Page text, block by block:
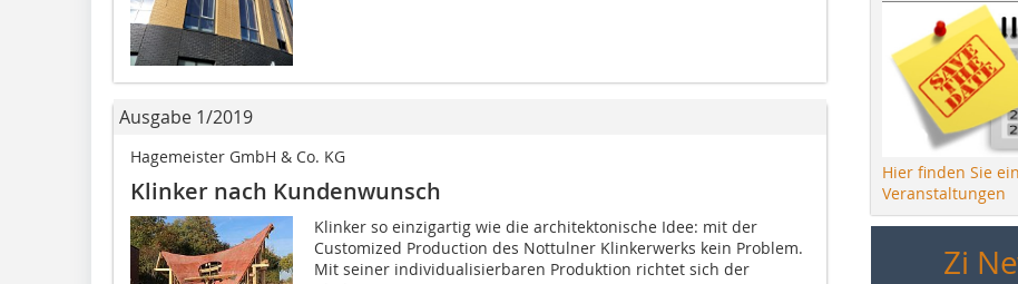
Ausgabe 1/2019
Hagemeister GmbH & Co. KG
Klinker nach Kundenwunsch
Klinker so einzigartig wie die architektonische Idee: mit der
Customized Production des Nottulner Klinkerwerks kein Problem.
Mit seiner individualisierbaren Produktion richtet sich der
Hier finden Sie
Veranstaltungen
Zi